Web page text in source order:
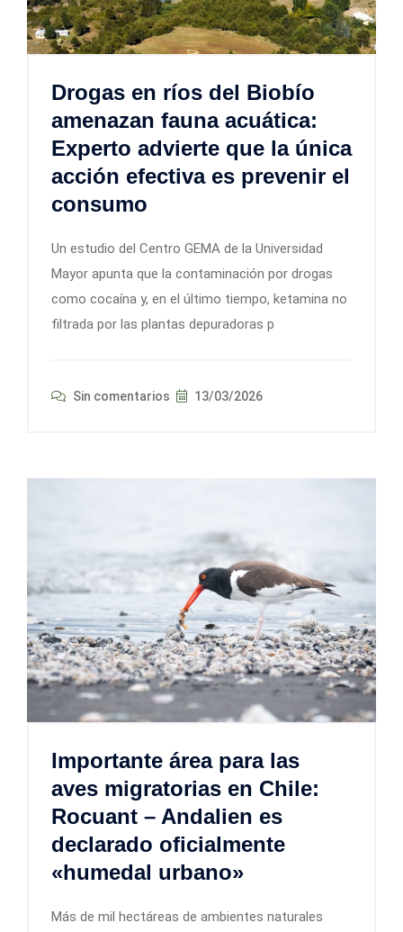
Drogas en ríos del Biobío
amenazan fauna acuática:
Experto advierte que la única
acción efectiva es prevenir el
consumo
Un estudio del Centro GEMA de la Universidad
Mayor apunta que la contaminación por drogas
como cocaína y, en el último tiempo, ketamina no
filtrada por las plantas depuradoras p
Sin comentarios 13/03/2026
Importante área para las
aves migratorias en Chile:
Rocuant – Andalien es
declarado oficialmente
«humedal urbano»
Más de mil hectáreas de ambientes naturales